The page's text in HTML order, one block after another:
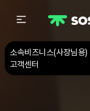
소속비즈니스(사장님용)
고객센터